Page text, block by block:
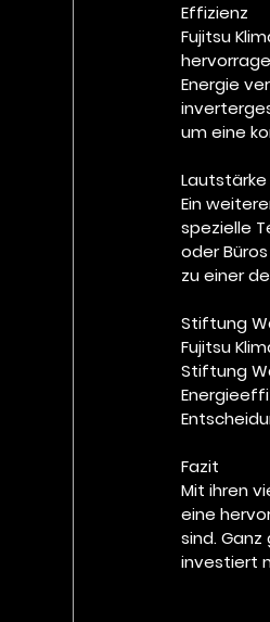
Effizienz
Fujitsu
Energie
um eine
Lautstärke
Ein
spezielle
oder
zu einer
Stiftung
Fujitsu
Stiftung
Fazit
Mit ihren
eine
sind.
investiert